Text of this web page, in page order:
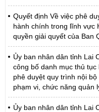
Quyết định Về việc phê
hành chính trong lĩnh vực
quyền giải quyết của Ban
Ủy ban nhân dân tỉnh Lai
công bố danh mục thủ
phê duyệt quy trình nội
phạm vi, chức năng quản
Ủy ban nhân dân tỉnh Lai